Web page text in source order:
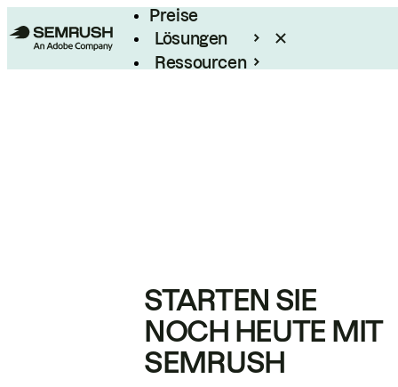
Preise
Lösungen
Ressourcen
STARTEN SIE
NOCH HEUTE MIT
SEMRUSH